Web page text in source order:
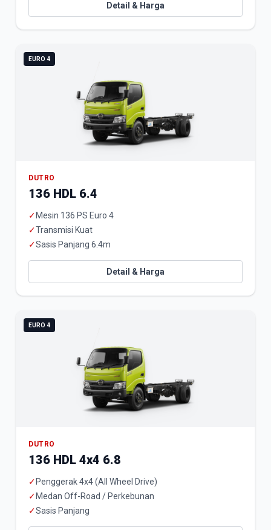
Detail & Harga
EURO 4
DUTRO
136 HDL 6.4
✓ Mesin 136 PS Euro 4
✓Transmisi Kuat
✓Sasis Panjang 6.4m
Detail & Harga
EURO 4
DUTRO
136 HDL 4x4 6.8
✓ Penggerak 4x4 (All Wheel Drive)
✓ Medan Off-Road / Perkebunan
✓Sasis Panjang